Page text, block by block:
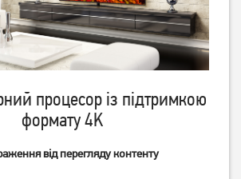
Телевізор OzoneHD
4 829грн
3 859
процесор із підтримкою
формату 4K
від перегляду контенту